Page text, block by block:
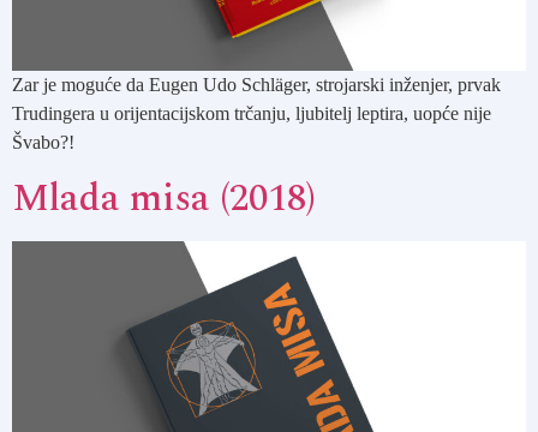
Zar je moguće da Eugen Udo Schläger, strojarski inženjer, prvak
Trudingera u orijentacijskom trčanju, ljubitelj leptira, uopće nije
Švabo?!
Mlada misa (2018)